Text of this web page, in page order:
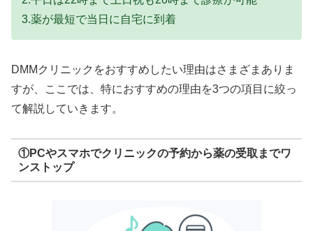
3.薬が最短で当日に自宅に到着
DMMクリニックをおすすめしたい理由はさまざまありま
すが、ここでは、特におすすめの理由を3つの項目に絞っ
て解説していきます。
①PCやスマホでクリニックの予約から薬の受取までワ
ンストップ